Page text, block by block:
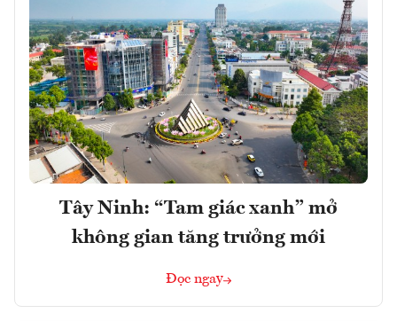
Tây Ninh: “Tam giác xanh” mở
không gian tăng trưởng mới
Đọc ngay